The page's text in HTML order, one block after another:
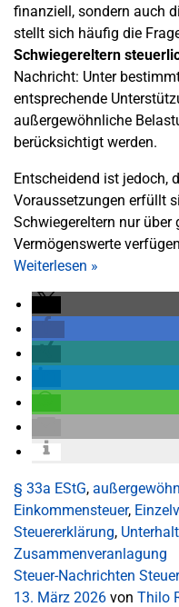
finanziell, sondern auch
stellt sich häufig die
Schwiegereltern
Nachricht: Unter
entsprechende
außergewöhnliche
berücksichtigt werden.
Entscheidend ist jedoch,
Voraussetzungen erfüllt
Schwiegereltern nur über
Vermögenswerte
Weiterlesen »
§ 33a EStG,
Einkommensteuer,
Steuererklärung, Unterhalt
Zusammenveranlagung
Steuer-Nachrichten
13. März 2026 von Thilo